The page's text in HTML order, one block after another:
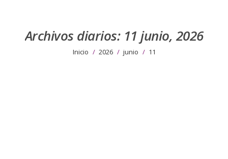
Archivos diarios: 11 junio, 2026
Estás aquí:
Inicio 2026 junio 11